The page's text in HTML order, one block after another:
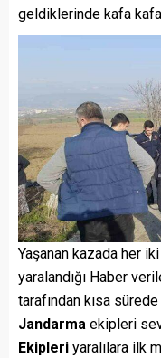
geldiklerinde kafa
Yaşanan kazada her
yaralandığı Haber
tarafından kısa
Jandarma ekipleri
Ekipleri yaralılara ilk